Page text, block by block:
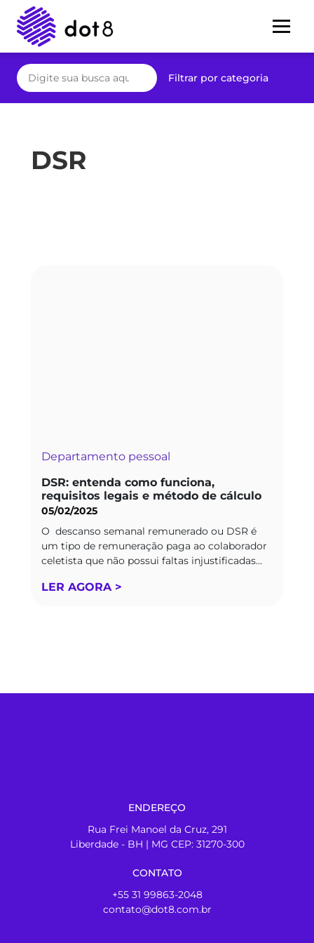
Filtrar por categoria
DSR
Departamento pessoal
DSR: entenda como funciona,
requisitos legais e método de cálculo
05/02/2025
O descanso semanal remunerado ou DSR é
um tipo de remuneração paga ao colaborador
celetista que não possui faltas injustificadas...
LER AGORA >
ENDEREÇO
Rua Frei Manoel da Cruz, 291
Liberdade - BH | MG CEP: 31270-300
CONTATO
+55 31 99863-2048
contato@dot8.com.br